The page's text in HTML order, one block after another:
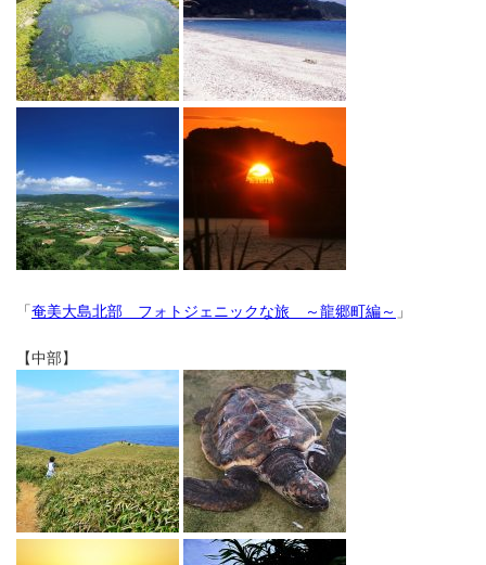
「奄美大島北部 フォトジェニックな旅 ～龍郷町編～ 」
【中部】